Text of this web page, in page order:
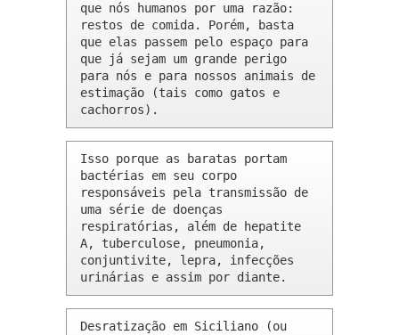
que nós humanos por uma razão:
restos de comida. Porém, basta
que elas passem pelo espaço para
que já sejam um grande perigo
para nós e para nossos animais de
estimação (tais como gatos e
cachorros).
Isso porque as baratas portam
bactérias em seu corpo
responsáveis pela transmissão de
uma série de doenças
respiratórias, além de hepatite
A, tuberculose, pneumonia,
conjuntivite, lepra, infecções
urinárias e assim por diante.
Desratização em Siciliano (ou